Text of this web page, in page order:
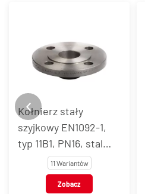
Kołnierz stały
szyjkowy EN1092-1,
typ 11B1, PN16, stal
węglowa11 Wariantów
Zobacz